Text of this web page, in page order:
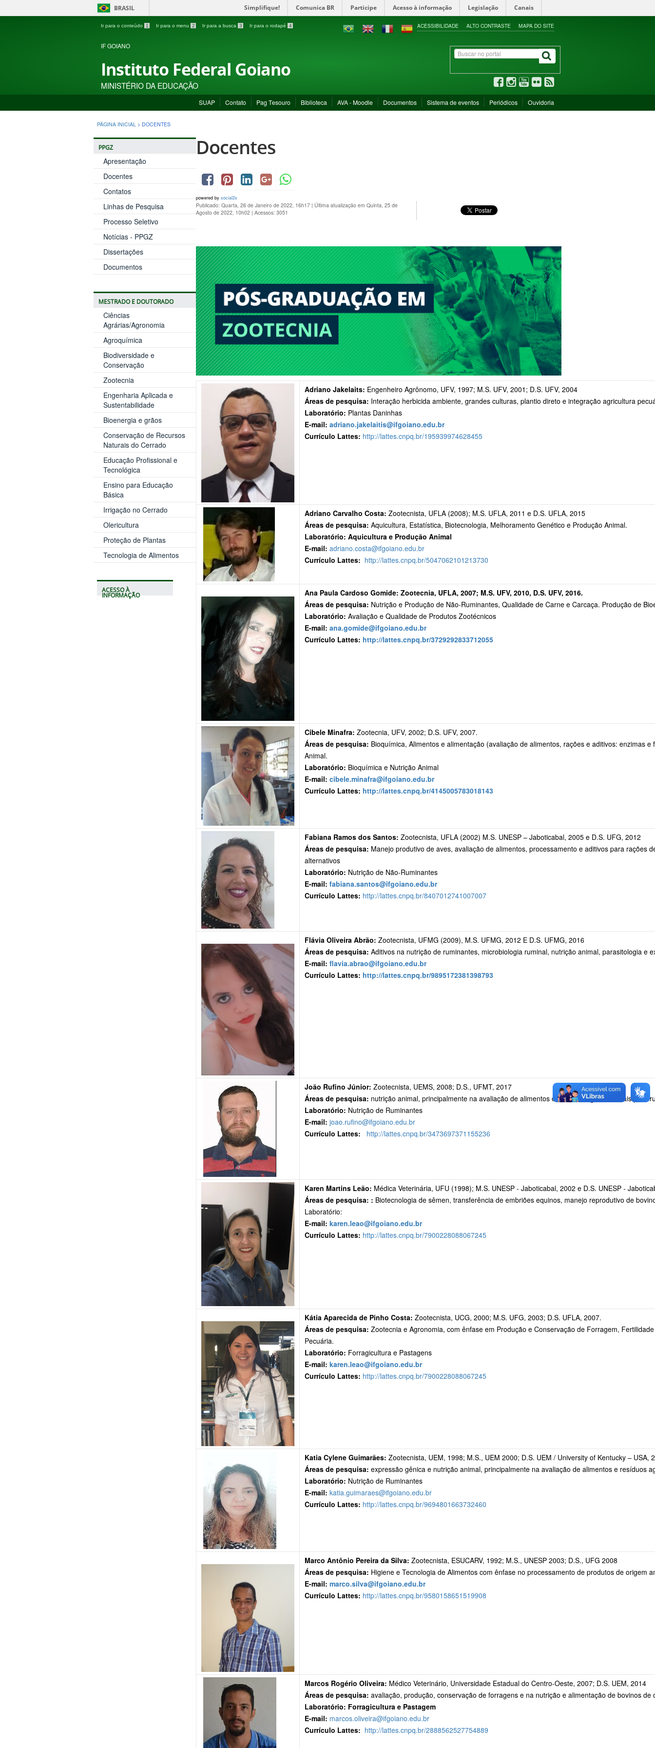
BRASIL Simplifique! Comunica BR Participe Acesso à informação Legislação Canais
Ir para o conteúdo 1 Ir para o menu 2 Ir para a busca 3 Ir para o rodapé 4 ACESSIBILIDADE ALTO CONTRASTE MAPA DO SITE
IF GOIANO
Instituto Federal Goiano
MINISTÉRIO DA EDUCAÇÃO
SUAP Contato Pag Tesouro Biblioteca AVA - Moodle Documentos Sistema de eventos Periódicos Ouvidoria
PÁGINA INICIAL > DOCENTES
PPGZ
Apresentação
Docentes
Contatos
Linhas de Pesquisa
Processo Seletivo
Notícias - PPGZ
Dissertações
Documentos
MESTRADO E DOUTORADO
Ciências
Agrárias/Agronomia
Agroquímica
Biodiversidade e
Conservação
Zootecnia
Engenharia Aplicada e
Sustentabilidade
Bioenergia e grãos
Conservação de Recursos
Naturais do Cerrado
Educação Profissional e
Tecnológica
Ensino para Educação
Básica
Irrigação no Cerrado
Olericultura
Proteção de Plantas
Tecnologia de Alimentos
ACESSO À
INFORMAÇÃO
Docentes
powered by social2s
Publicado: Quarta, 26 de Janeiro de 2022, 16h17 | Última atualização em Quinta, 25 de
Agosto de 2022, 10h02 | Acessos: 3051
Adriano Jakelaits: Engenheiro Agrônomo, UFV, 1997; M.S. UFV, 2001; D.S. UFV, 2004
Áreas de pesquisa: Interação herbicida ambiente, grandes culturas, plantio direto e integração agricultura
Laboratório: Plantas Daninhas
E-mail: adriano.jakelaitis@ifgoiano.edu.br
Currículo Lattes: http://lattes.cnpq.br/195939974628455
Adriano Carvalho Costa: Zootecnista, UFLA (2008); M.S. UFLA, 2011 e D.S. UFLA, 2015
Áreas de pesquisa: Aquicultura, Estatística, Biotecnologia, Melhoramento Genético e Produção Animal.
Laboratório: Aquicultura e Produção Animal
E-mail: adriano.costa@ifgoiano.edu.br
Currículo Lattes: http://lattes.cnpq.br/5047062101213730
Ana Paula Cardoso Gomide: Zootecnia, UFLA, 2007; M.S. UFV, 2010, D.S. UFV, 2016.
Áreas de pesquisa: Nutrição e Produção de Não-Ruminantes, Qualidade de Carne e Carcaça. Produção de
Laboratório: Avaliação e Qualidade de Produtos Zootécnicos
E-mail: ana.gomide@ifgoiano.edu.br
Currículo Lattes: http://lattes.cnpq.br/3729292833712055
Cibele Minafra: Zootecnia, UFV, 2002; D.S. UFV, 2007.
Áreas de pesquisa: Bioquímica, Alimentos e alimentação (avaliação de alimentos, rações e aditivos: enzimas
Animal.
Laboratório: Bioquímica e Nutrição Animal
E-mail: cibele.minafra@ifgoiano.edu.br
Currículo Lattes: http://lattes.cnpq.br/4145005783018143
Fabiana Ramos dos Santos: Zootecnista, UFLA (2002) M.S. UNESP – Jaboticabal, 2005 e D.S. UFG, 2012
Áreas de pesquisa: Manejo produtivo de aves, avaliação de alimentos, processamento e aditivos para rações
alternativos
Laboratório: Nutrição de Não-Ruminantes
E-mail: fabiana.santos@ifgoiano.edu.br
Currículo Lattes: http://lattes.cnpq.br/8407012741007007
Flávia Oliveira Abrão: Zootecnista, UFMG (2009), M.S. UFMG, 2012 E D.S. UFMG, 2016
Áreas de pesquisa: Aditivos na nutrição de ruminantes, microbiologia ruminal, nutrição animal, parasitologia e
E-mail: flavia.abrao@ifgoiano.edu.br
Currículo Lattes: http://lattes.cnpq.br/9895172381398793
João Rufino Júnior: Zootecnista, UEMS, 2008; D.S., UFMT, 2017
Áreas de pesquisa: nutrição animal, principalmente na avaliação de alimentos e resíduos agroindustriais para
Laboratório: Nutrição de Ruminantes
E-mail: joao.rufino@ifgoiano.edu.br
Currículo Lattes:
http://lattes.cnpq.br/3473697371155236
Karen Martins Leão: Médica Veterinária, UFU (1998); M.S. UNESP - Jaboticabal, 2002 e D.S. UNESP -
Áreas de pesquisa: : Biotecnologia de sêmen, transferência de embriões equinos, manejo reprodutivo de
Laboratório:
E-mail: karen.leao@ifgoiano.edu.br
Currículo Lattes: http://lattes.cnpq.br/7900228088067245
Kátia Aparecida de Pinho Costa: Zootecnista, UCG, 2000; M.S. UFG, 2003; D.S. UFLA, 2007.
Áreas de pesquisa: Zootecnia e Agronomia, com ênfase em Produção e Conservação de Forragem,
Pecuária.
Laboratório: Forragicultura e Pastagens
E-mail: karen.leao@ifgoiano.edu.br
Currículo Lattes: http://lattes.cnpq.br/7900228088067245
Katia Cylene Guimarães: Zootecnista, UEM, 1998; M.S., UEM 2000; D.S. UEM / University of Kentucky – USA,
Áreas de pesquisa: expressão gênica e nutrição animal, principalmente na avaliação de alimentos e resíduos
Laboratório: Nutrição de Ruminantes
E-mail: katia.guimaraes@ifgoiano.edu.br
Currículo Lattes: http://lattes.cnpq.br/9694801663732460
Marco Antônio Pereira da Silva: Zootecnista, ESUCARV, 1992; M.S., UNESP 2003; D.S., UFG 2008
Áreas de pesquisa: Higiene e Tecnologia de Alimentos com ênfase no processamento de produtos de origem
E-mail: marco.silva@ifgoiano.edu.br
Currículo Lattes: http://lattes.cnpq.br/9580158651519908
Marcos Rogério Oliveira: Médico Veterinário, Universidade Estadual do Centro-Oeste, 2007; D.S. UEM, 2014
Áreas de pesquisa: avaliação, produção, conservação de forragens e na nutrição e alimentação de bovinos de
Laboratório: Forragicultura e Pastagem
E-mail: marcos.oliveira@ifgoiano.edu.br
Currículo Lattes: http://lattes.cnpq.br/2888562527754889